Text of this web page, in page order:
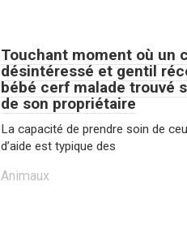
Touchant moment où un
désintéressé et gentil
bébé cerf malade trouvé
de son propriétaire
La capacité de prendre soin de
d’aide est typique des
Animaux